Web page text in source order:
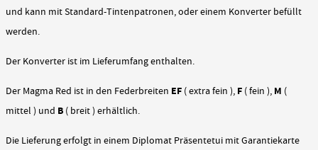
und kann mit Standard-Tintenpatronen, oder einem Konverter befüllt
werden.
Der Konverter ist im Lieferumfang enthalten.
Der Magma Red ist in den Federbreiten EF ( extra fein ), F ( fein ), M (
mittel ) und B ( breit ) erhältlich.
Die Lieferung erfolgt in einem Diplomat Präsentetui mit Garantiekarte